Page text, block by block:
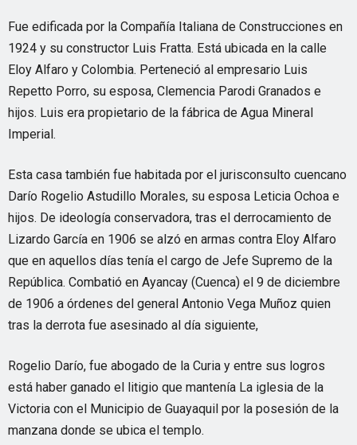
Fue edificada por la Compañía Italiana de Construcciones en
1924 y su constructor Luis Fratta. Está ubicada en la calle
Eloy Alfaro y Colombia. Perteneció al empresario Luis
Repetto Porro, su esposa, Clemencia Parodi Granados e
hijos. Luis era propietario de la fábrica de Agua Mineral
Imperial.
Esta casa también fue habitada por el jurisconsulto cuencano
Darío Rogelio Astudillo Morales, su esposa Leticia Ochoa e
hijos. De ideología conservadora, tras el derrocamiento de
Lizardo García en 1906 se alzó en armas contra Eloy Alfaro
que en aquellos días tenía el cargo de Jefe Supremo de la
República. Combatió en Ayancay (Cuenca) el 9 de diciembre
de 1906 a órdenes del general Antonio Vega Muñoz quien
tras la derrota fue asesinado al día siguiente,
Rogelio Darío, fue abogado de la Curia y entre sus logros
está haber ganado el litigio que mantenía La iglesia de la
Victoria con el Municipio de Guayaquil por la posesión de la
manzana donde se ubica el templo.